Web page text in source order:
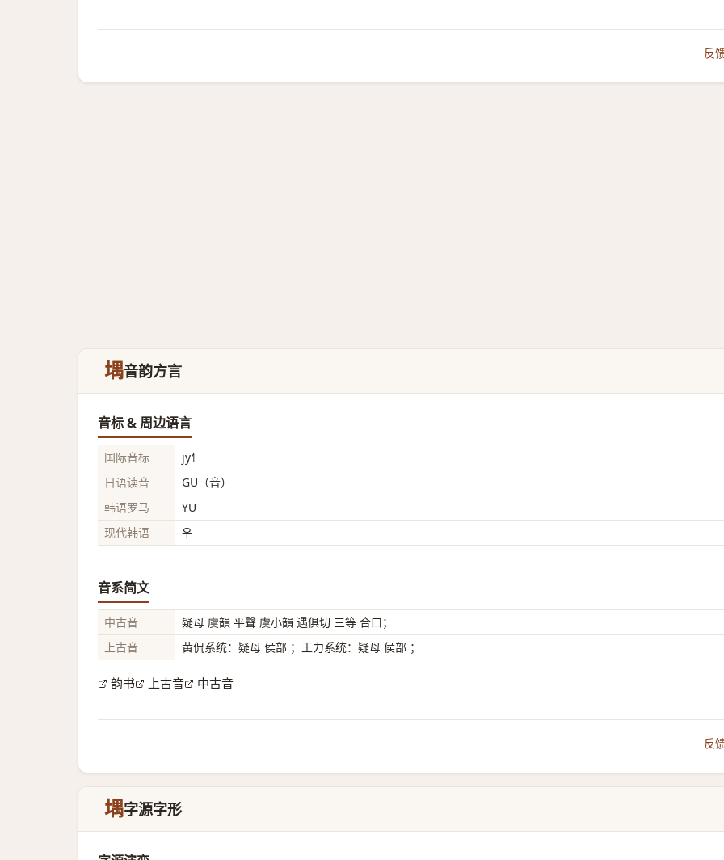
反
堣音韵方言
音标 & 周边语言
国际音标
jy˧˥
日语读音
GU（音）
韩语罗马
YU
现代韩语
우
音系简文
中古音
疑母 虞韻 平聲 虞小韻 遇俱切 三等 合口；
上古音
黄侃系统：疑母 侯部 ；王力系统：疑母 侯部 ；
韵书 上古音 中古音
反
堣字源字形